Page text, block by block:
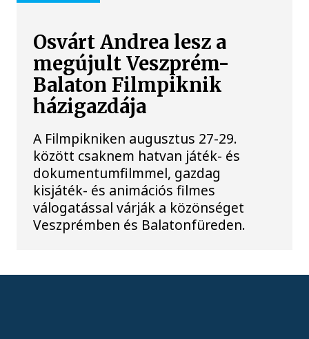
Osvárt Andrea lesz a
megújult Veszprém-
Balaton Filmpiknik
házigazdája
A Filmpikniken augusztus 27-29.
között csaknem hatvan játék- és
dokumentumfilmmel, gazdag
kisjáték- és animációs filmes
válogatással várják a közönséget
Veszprémben és Balatonfüreden.